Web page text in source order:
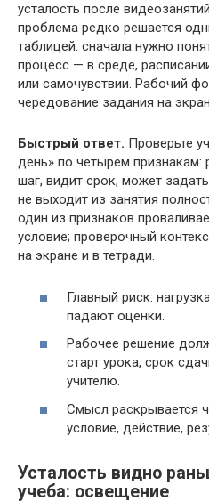
усталость после
проблема редко решается
таблицей: сначала нужно
процесс — в среде,
или самочувствии. Рабочий
чередование задания на
Быстрый ответ. Проверьте
день» по четырем признакам:
шаг, видит срок, может
не выходит из занятия
один из признаков
условие; проверочный
на экране и в тетради.
Главный риск:
падают оценки.
Рабочее решение
старт урока, срок
учителю.
Смысл раскрывается
условие, действие,
Усталость видно
учеба: освещение